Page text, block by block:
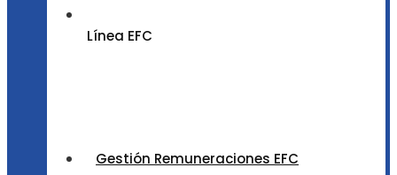
Línea EFC
Gestión Remuneraciones EFC